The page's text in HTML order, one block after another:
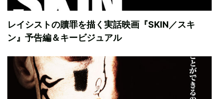
レイシストの贖罪を描く実話映画『SKIN／スキ
ン』予告編＆キービジュアル